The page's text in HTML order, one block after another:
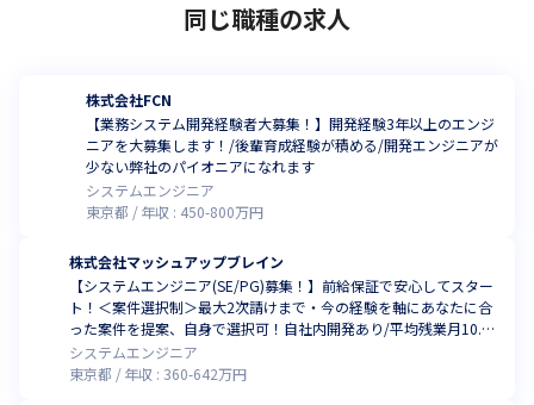
同じ職種の求人
株式会社FCN
【業務システム開発経験者大募集！】開発経験3年以上のエンジ
ニアを大募集します！/後輩育成経験が積める/開発エンジニアが
少ない弊社のパイオニアになれます
システムエンジニア
東京都
年収 : 450-800万円
株式会社マッシュアップブレイン
【システムエンジニア(SE/PG)募集！】前給保証で安心してスター
ト！＜案件選択制＞最大2次請けまで・今の経験を軸にあなたに合
った案件を提案、自身で選択可！自社内開発あり/平均残業月10.5
h・年休130日以上・ワークライフバランス抜群！
システムエンジニア
東京都
年収 : 360-642万円